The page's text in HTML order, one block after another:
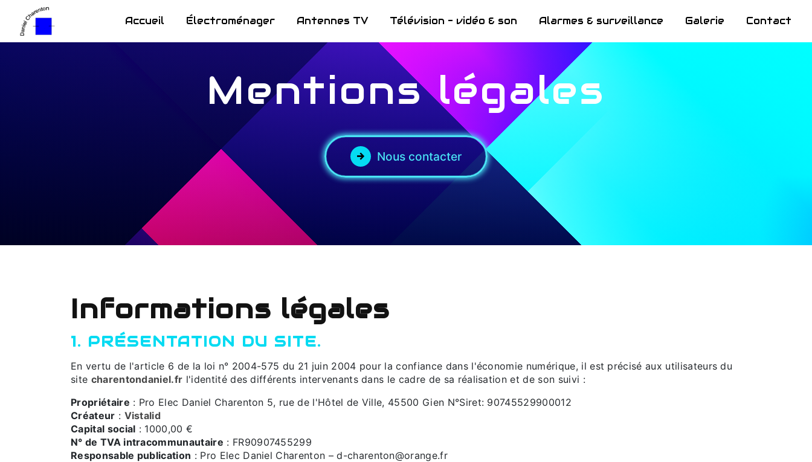
Accueil Électroménager Antennes TV Télévision - vidéo & son Alarmes & surveillance Galerie Contact
Mentions légales
Nous contacter
Informations légales
1. PRÉSENTATION DU SITE.
En vertu de l'article 6 de la loi n° 2004-575 du 21 juin 2004 pour la confiance dans l'économie numérique, il est précisé aux utilisateurs du
site charentondaniel.fr l'identité des différents intervenants dans le cadre de sa réalisation et de son suivi :
Propriétaire : Pro Elec Daniel Charenton 5, rue de l'Hôtel de Ville, 45500 Gien N°Siret: 90745529900012
Créateur : Vistalid
Capital social : 1000,00 €
N° de TVA intracommunautaire : FR90907455299
Responsable publication : Pro Elec Daniel Charenton – d-charenton@orange.fr
Panneau de gestion des cookies